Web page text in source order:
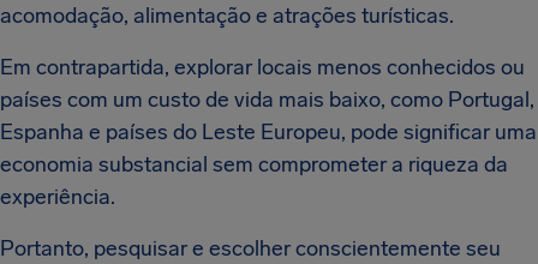
acomodação, alimentação e atrações turísticas.
Em contrapartida, explorar locais menos conhecidos ou
países com um custo de vida mais baixo, como Portugal,
Espanha e países do Leste Europeu, pode significar uma
economia substancial sem comprometer a riqueza da
experiência.
Portanto, pesquisar e escolher conscientemente seu